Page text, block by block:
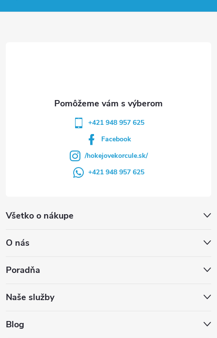
Všetko o nákupe
O nás
Poradňa
Naše služby
Blog
+421 948 957 625
Facebook
/hokejovekorcule.sk/
+421 948 957 625